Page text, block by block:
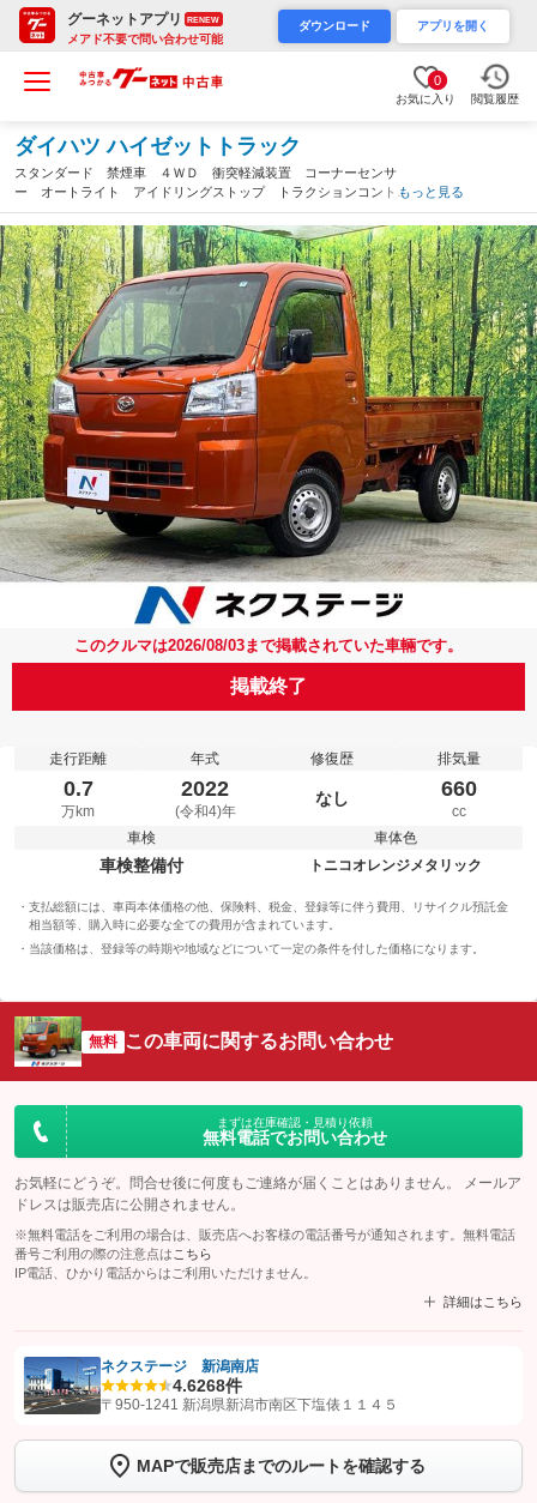
グーネットアプリ RENEW
メアド不要で問い合わせ可能
ダウンロード アプリを開く
0
お気に入り 閲覧履歴
ダイハツ ハイゼットトラック
スタンダード 禁煙車 ４ＷＤ 衝突軽減装置 コーナーセンサ
ー オートライト アイドリングストップ トラクションコントロ
ール パワーステアリング（新潟県）
もっと見る
このクルマは2026/08/03まで掲載されていた車輛です。
掲載終了
走行距離
0.7
万km
年式
2022
(令和4)年
修復歴
なし
排気量
660
cc
車検
車検整備付
車体色
トニコオレンジメタリック
支払総額には、車両本体価格の他、保険料、税金、登録等に伴う費用、リサイクル預託金
相当額等、購入時に必要な全ての費用が含まれています。
当該価格は、登録等の時期や地域などについて一定の条件を付した価格になります。
無料 この車両に関するお問い合わせ
まずは在庫確認・見積り依頼
無料電話でお問い合わせ
お気軽にどうぞ。問合せ後に何度もご連絡が届くことはありません。 メールア
ドレスは販売店に公開されません。
※無料電話をご利用の場合は、販売店へお客様の電話番号が通知されます。無料電話
番号ご利用の際の注意点は こちら
IP電話、ひかり電話からはご利用いただけません。
詳細はこちら
【STEP1】認証画面でグーネットを友だち追加してから「許可する」ボタンを押
トーク画面で
ボタンをタップして問い合わせを
完了してください。
ネクステージ 新潟南店
4.6268件
〒950-1241 新潟県新潟市南区下塩俵１１４５
MAPで販売店までのルートを確認する